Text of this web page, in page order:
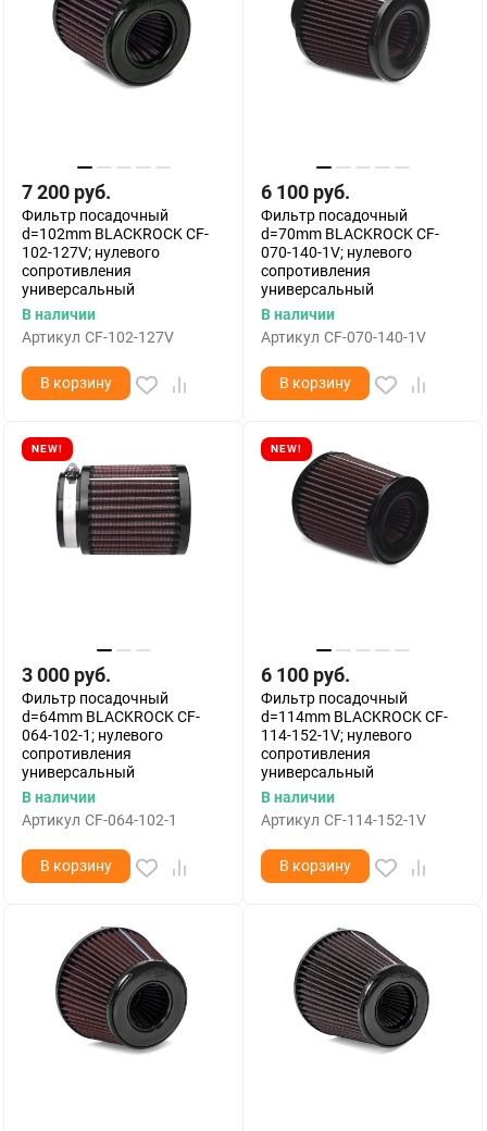
7 200 руб.
Фильтр посадочный
d=102mm BLACKROCK CF-
102-127V; нулевого
сопротивления
универсальный
В наличии
Артикул CF-102-127V
В корзину
6 100 руб.
Фильтр посадочный
d=70mm BLACKROCK CF-
070-140-1V; нулевого
сопротивления
универсальный
В наличии
Артикул CF-070-140-1V
В корзину
NEW!
3 000 руб.
Фильтр посадочный
d=64mm BLACKROCK CF-
064-102-1; нулевого
сопротивления
универсальный
В наличии
Артикул CF-064-102-1
В корзину
NEW!
6 100 руб.
Фильтр посадочный
d=114mm BLACKROCK CF-
114-152-1V; нулевого
сопротивления
универсальный
В наличии
Артикул CF-114-152-1V
В корзину